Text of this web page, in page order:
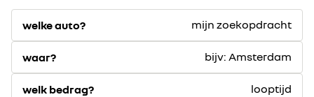
welke auto? mijn zoekopdracht
waar? bijv: Amsterdam
welk bedrag? looptijd